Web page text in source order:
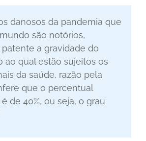
danosos da pandemia que
são notórios,
a gravidade do
ao qual estão sujeitos os
da saúde, razão pela
que o percentual
de 40%, ou seja, o grau